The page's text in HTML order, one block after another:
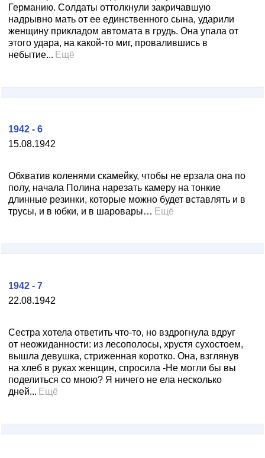
Германию. Солдаты оттолкнули закричавшую
надрывно мать от ее единственного сына, ударили
женщину прикладом автомата в грудь. Она упала от
этого удара, на какой-то миг, провалившись в
небытие... Ещё
15.08.1942
1942 - 6
Обхватив коленями скамейку, чтобы не ерзала она по
полу, начала Полина нарезать камеру на тонкие
длинные резинки, которые можно будет вставлять и в
трусы, и в юбки, и в шаровары… Ещё
22.08.1942
1942 - 7
Сестра хотела ответить что-то, но вздрогнула вдруг
от неожиданности: из лесополосы, хрустя сухостоем,
вышла девушка, стриженная коротко. Она, взглянув
на хлеб в руках женщин, спросила -Не могли бы вы
поделиться со мною? Я ничего не ела несколько
дней... Ещё